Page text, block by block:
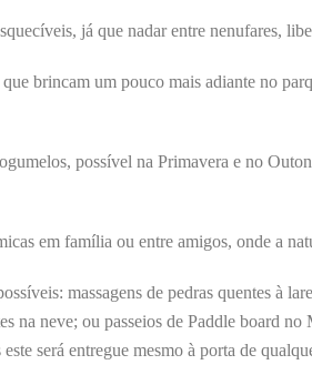
já que nadar entre nenufares,
brincam um pouco mais adiante no
possível na Primavera e no
em família ou entre amigos, onde a
massagens de pedras quentes à
na neve; ou passeios de Paddle board
será entregue mesmo à porta de